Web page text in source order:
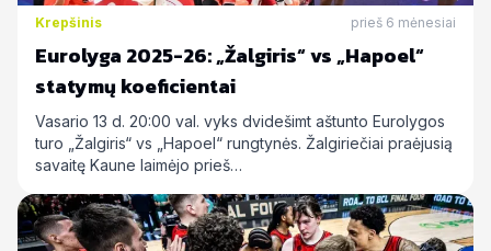
Krepšinis prieš 6 mėnesiai
Eurolyga 2025-26: „Žalgiris“ vs „Hapoel“
statymų koeficientai
Vasario 13 d. 20:00 val. vyks dvidešimt aštunto Eurolygos
turo „Žalgiris“ vs „Hapoel“ rungtynės. Žalgiriečiai praėjusią
savaitę Kaune laimėjo prieš…